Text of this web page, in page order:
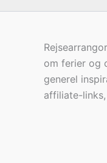
om ferier og
generel
affiliate-